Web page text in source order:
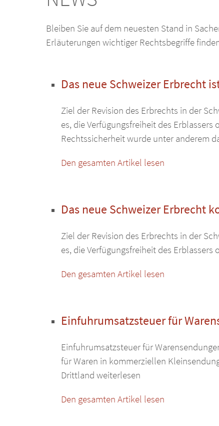
Bleiben Sie auf dem neuesten Stand in
Erläuterungen wichtiger Rechtsbegriffe
Das neue Schweizer Erbrecht
Ziel der Revision des Erbrechts in der
es, die Verfügungsfreiheit des
Rechtssicherheit wurde unter anderem
Den gesamten Artikel lesen
Das neue Schweizer Erbrecht
Ziel der Revision des Erbrechts in der
es, die Verfügungsfreiheit des
Den gesamten Artikel lesen
Einfuhrumsatzsteuer für
Einfuhrumsatzsteuer für
für Waren in kommerziellen
Drittland weiterlesen
Den gesamten Artikel lesen